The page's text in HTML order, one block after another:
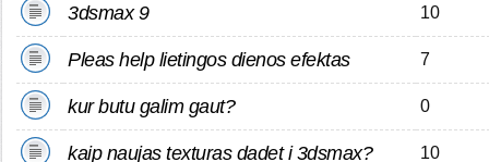
3dsmax 9 10
Pleas help lietingos dienos efektas 7
kur butu galim gaut? 0
kaip naujas texturas dadet i 3dsmax? 10